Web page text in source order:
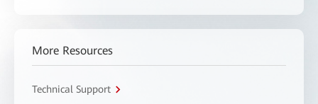
More Resources
Technical Support